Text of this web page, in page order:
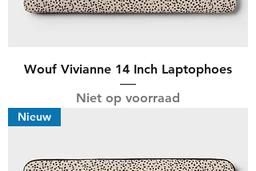
Wouf Vivianne 14 Inch Laptophoes
Niet op voorraad
Nieuw